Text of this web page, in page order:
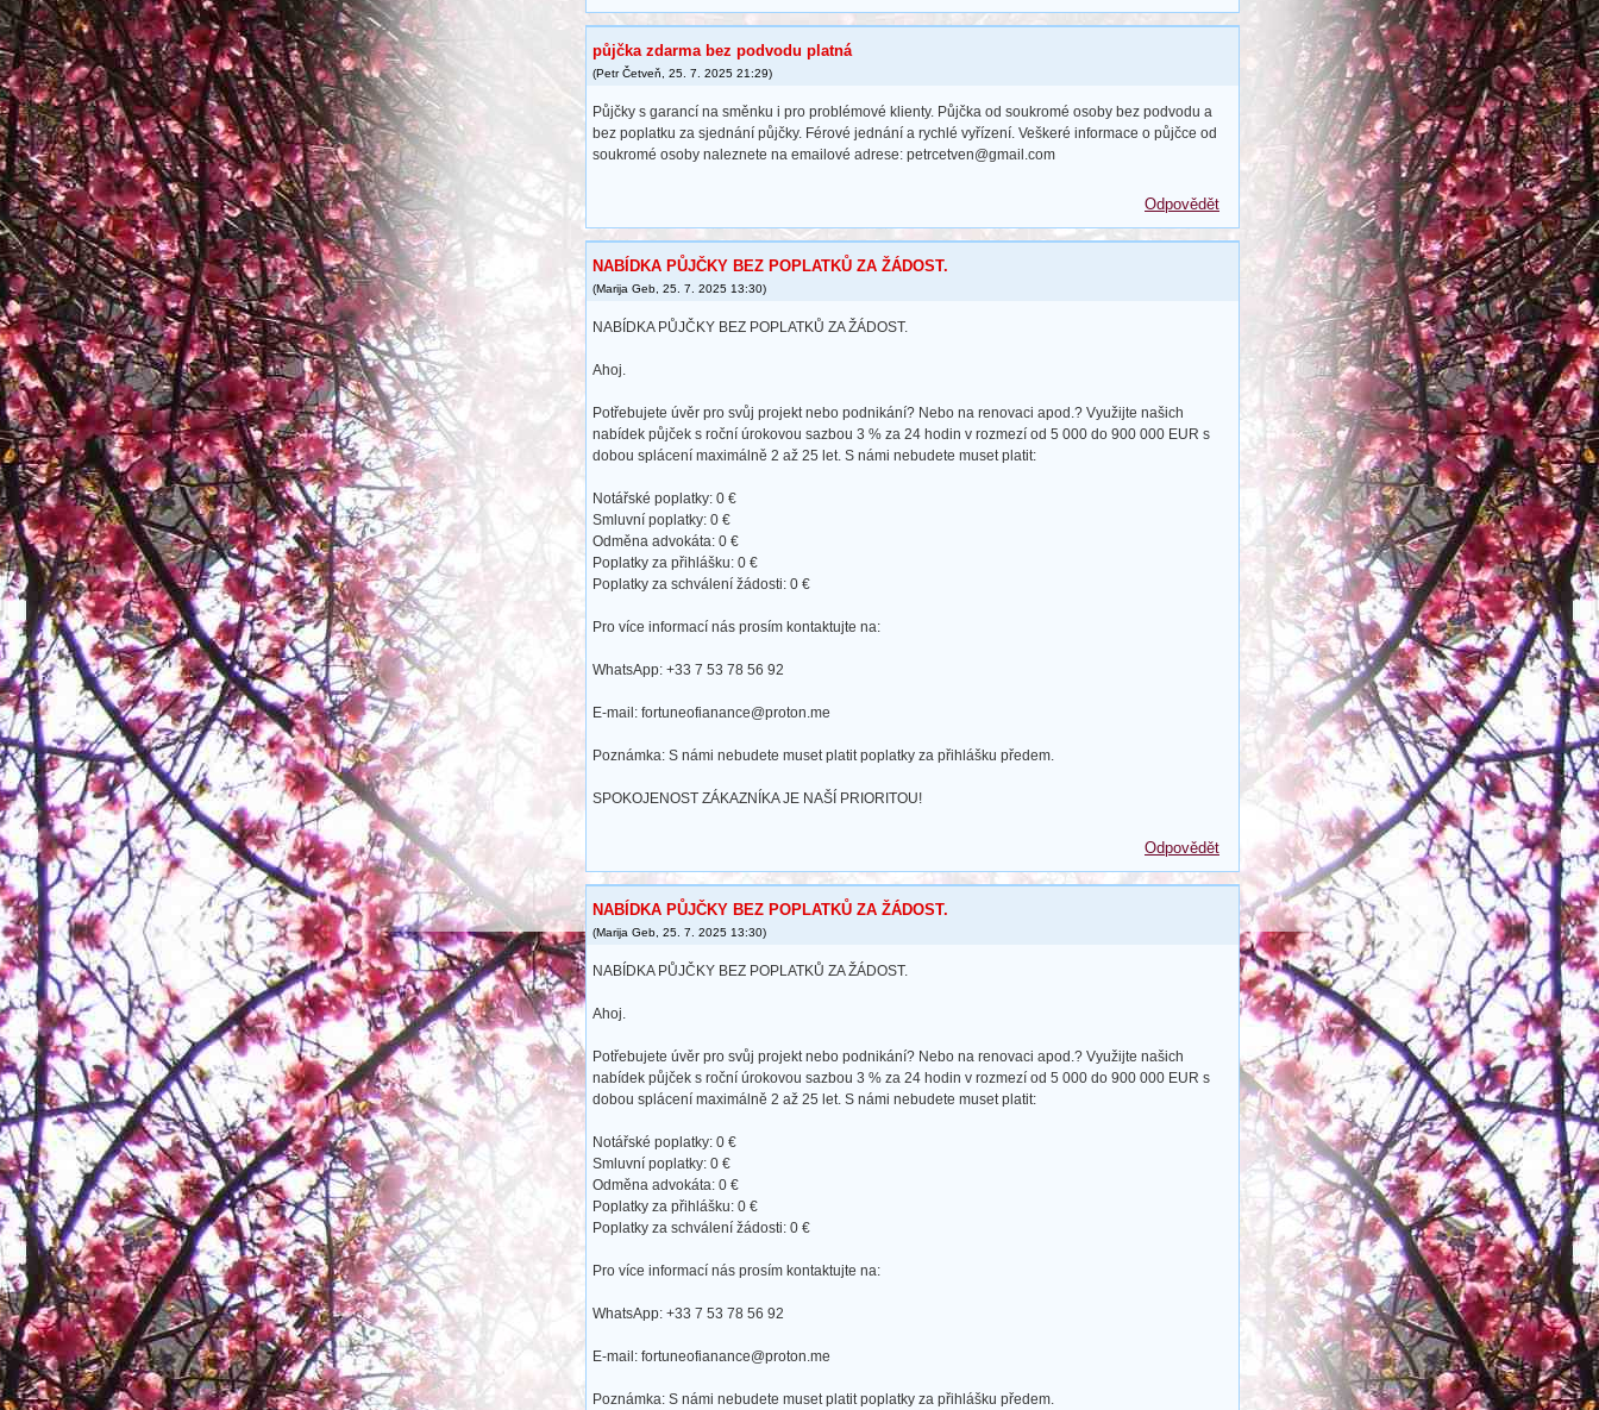
půjčka zdarma bez podvodu platná
(Petr Četveň, 25. 7. 2025 21:29)
Půjčky s garancí na směnku i pro problémové klienty. Půjčka od soukromé osoby bez podvodu a
bez poplatku za sjednání půjčky. Férové ​​jednání a rychlé vyřízení. Veškeré informace o půjčce od
soukromé osoby naleznete na emailové adrese: petrcetven@gmail.com
Odpovědět
NABÍDKA PŮJČKY BEZ POPLATKŮ ZA ŽÁDOST.
(Marija Geb, 25. 7. 2025 13:30)
NABÍDKA PŮJČKY BEZ POPLATKŮ ZA ŽÁDOST.
Ahoj.
Potřebujete úvěr pro svůj projekt nebo podnikání? Nebo na renovaci apod.? Využijte našich
nabídek půjček s roční úrokovou sazbou 3 % za 24 hodin v rozmezí od 5 000 do 900 000 EUR s
dobou splácení maximálně 2 až 25 let. S námi nebudete muset platit:
Notářské poplatky: 0 €
Smluvní poplatky: 0 €
Odměna advokáta: 0 €
Poplatky za přihlášku: 0 €
Poplatky za schválení žádosti: 0 €
Pro více informací nás prosím kontaktujte na:
WhatsApp: +33 7 53 78 56 92
E-mail: fortuneofianance@proton.me
Poznámka: S námi nebudete muset platit poplatky za přihlášku předem.
SPOKOJENOST ZÁKAZNÍKA JE NAŠÍ PRIORITOU!
Odpovědět
NABÍDKA PŮJČKY BEZ POPLATKŮ ZA ŽÁDOST.
(Marija Geb, 25. 7. 2025 13:30)
NABÍDKA PŮJČKY BEZ POPLATKŮ ZA ŽÁDOST.
Ahoj.
Potřebujete úvěr pro svůj projekt nebo podnikání? Nebo na renovaci apod.? Využijte našich
nabídek půjček s roční úrokovou sazbou 3 % za 24 hodin v rozmezí od 5 000 do 900 000 EUR s
dobou splácení maximálně 2 až 25 let. S námi nebudete muset platit:
Notářské poplatky: 0 €
Smluvní poplatky: 0 €
Odměna advokáta: 0 €
Poplatky za přihlášku: 0 €
Poplatky za schválení žádosti: 0 €
Pro více informací nás prosím kontaktujte na:
WhatsApp: +33 7 53 78 56 92
E-mail: fortuneofianance@proton.me
Poznámka: S námi nebudete muset platit poplatky za přihlášku předem.